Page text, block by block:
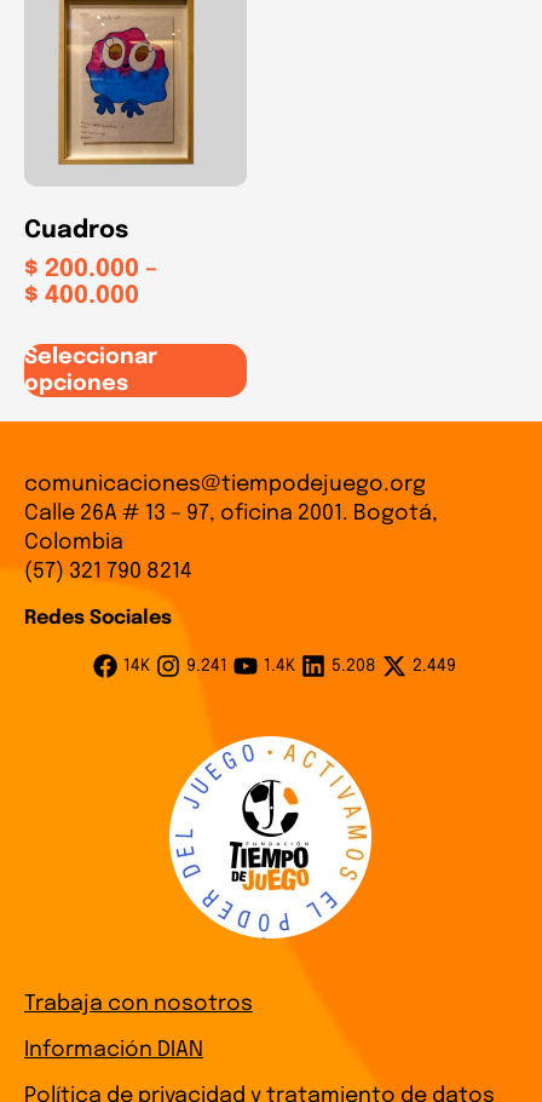
Cuadros
$ 200.000 –
$ 400.000
Seleccionar
opciones
comunicaciones@tiempodejuego.org
Calle 26A # 13 – 97, oficina 2001. Bogotá,
Colombia
(57) 321 790 8214
Redes Sociales
14K 9.241 1.4K 5.208 2.449
Trabaja con nosotros
Información DIAN
Política de privacidad y tratamiento de datos